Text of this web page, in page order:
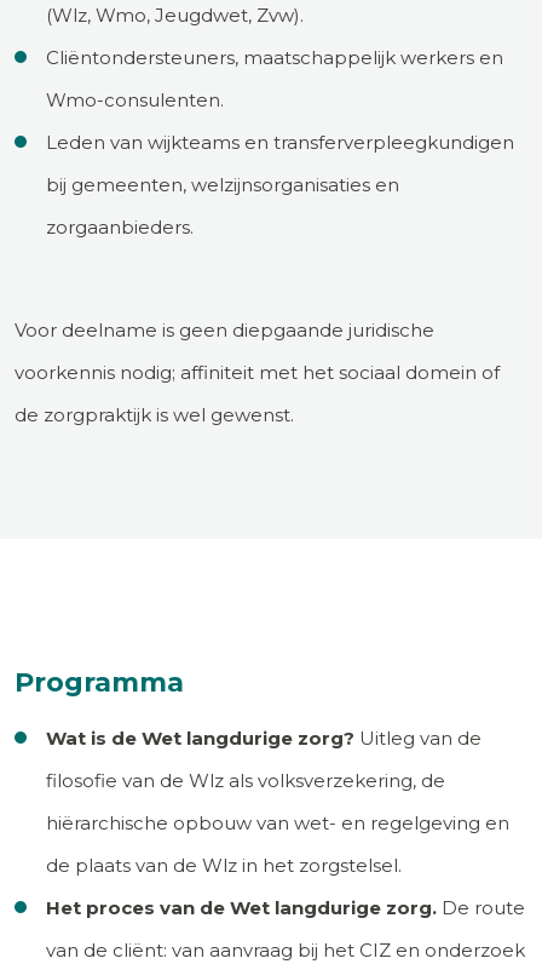
(Wlz, Wmo, Jeugdwet, Zvw).
Cliëntondersteuners, maatschappelijk werkers en
Wmo-consulenten.
Leden van wijkteams en transferverpleegkundigen
bij gemeenten, welzijnsorganisaties en
zorgaanbieders.
Voor deelname is geen diepgaande juridische
voorkennis nodig; affiniteit met het sociaal domein of
de zorgpraktijk is wel gewenst.
Programma
Wat is de Wet langdurige zorg? Uitleg van de
filosofie van de Wlz als volksverzekering, de
hiërarchische opbouw van wet- en regelgeving en
de plaats van de Wlz in het zorgstelsel.
Het proces van de Wet langdurige zorg. De route
van de cliënt: van aanvraag bij het CIZ en onderzoek